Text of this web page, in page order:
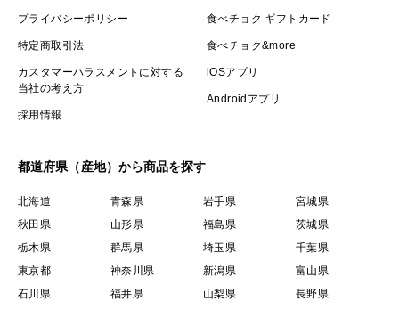
プライバシーポリシー
特定商取引法
カスタマーハラスメントに対する
当社の考え方
採用情報
食べチョク ギフトカード
食べチョク&more
iOSアプリ
Androidアプリ
都道府県（産地）から商品を探す
北海道 青森県 岩手県
宮城県
秋田県
山形県 福島県
茨城県
栃木県
群馬県 埼玉県
千葉県
東京都
神奈川県 新潟県
富山県
石川県
福井県 山梨県
長野県